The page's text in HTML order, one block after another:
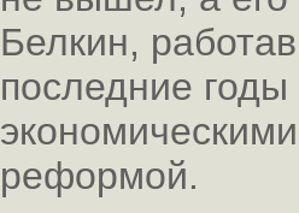
Белкин,
последние
реформой.